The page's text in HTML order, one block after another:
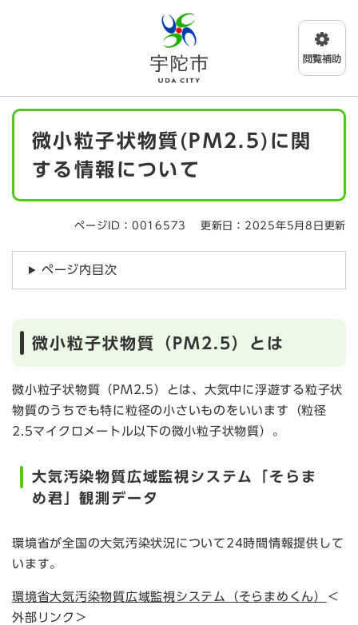
メニューを飛ばして本文へ
本
微小粒子状物質(PM2.5)に関
する情報について
ページID：0016573 更新日：2025年5月8日更新
ページ内目次
微小粒子状物質（PM2.5）とは
微小粒子状物質（PM2.5）とは、大気中に浮遊する粒子状
物質のうちでも特に粒径の小さいものをいいます（粒径
2.5マイクロメートル以下の微小粒子状物質）。​
大気汚染物質広域監視システム「そらま
め君」観測データ
環境省が全国の大気汚染状況について24時間情報提供して
います。​
環境省大気汚染物質広域監視システム（そらまめくん）
＜
外部リンク＞